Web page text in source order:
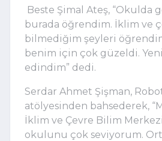
Beste Şimal Ateş, “Okulda
burada öğrendim. İklim ve
bilmediğim şeyleri
benim için çok güzeldi.
edindim” dedi.
Serdar Ahmet Şişman,
atölyesinden bahsederek,
İklim ve Çevre Bilim
okulunu çok seviyorum.